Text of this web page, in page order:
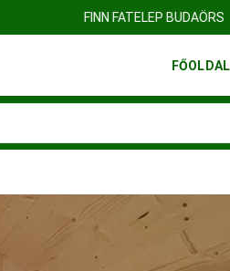
FINN FATELEP BUDAÖRS
FŐOLDAL
input